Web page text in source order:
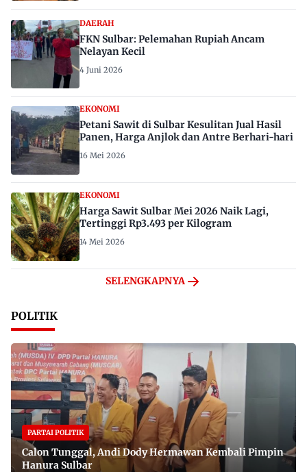
DAERAH
FKN Sulbar: Pelemahan Rupiah Ancam
Nelayan Kecil
4 Juni 2026
EKONOMI
Petani Sawit di Sulbar Kesulitan Jual Hasil
Panen, Harga Anjlok dan Antre Berhari-hari
16 Mei 2026
EKONOMI
Harga Sawit Sulbar Mei 2026 Naik Lagi,
Tertinggi Rp3.493 per Kilogram
14 Mei 2026
SELENGKAPNYA
POLITIK
PARTAI POLITIK
Calon Tunggal, Andi Dody Hermawan Kembali Pimpin
Hanura Sulbar